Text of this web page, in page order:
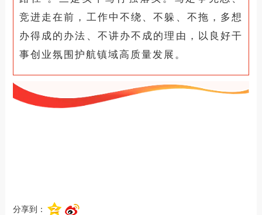
竞进走在前，工作中不绕、不躲、不拖，多想
办得成的办法、不讲办不成的理由，以良好干
事创业氛围护航镇域高质量发展。
分享到：